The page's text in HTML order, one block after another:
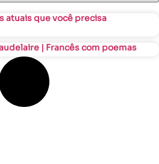
atuais que você precisa
| Francês com poemas